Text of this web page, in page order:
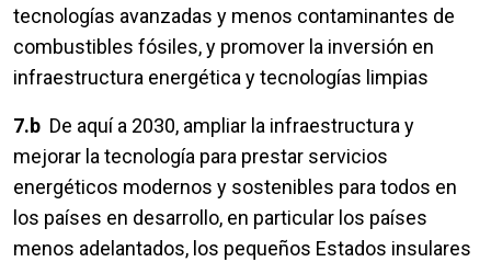
tecnologías avanzadas y menos contaminantes de
combustibles fósiles, y promover la inversión en
infraestructura energética y tecnologías limpias
7.b De aquí a 2030, ampliar la infraestructura y
mejorar la tecnología para prestar servicios
energéticos modernos y sostenibles para todos en
los países en desarrollo, en particular los países
menos adelantados, los pequeños Estados insulares